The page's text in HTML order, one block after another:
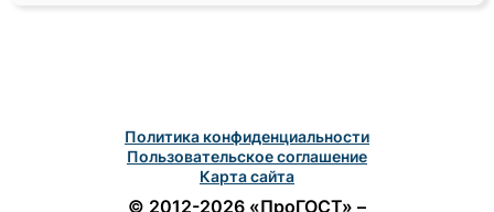
Политика конфиденциальности
Пользовательское соглашение
Карта сайта
© 2012-2026 «ПроГОСТ» –